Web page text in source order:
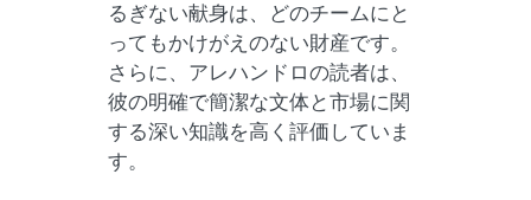
るぎない献身は、どのチームにと
ってもかけがえのない財産です。
さらに、アレハンドロの読者は、
彼の明確で簡潔な文体と市場に関
する深い知識を高く評価していま
す。